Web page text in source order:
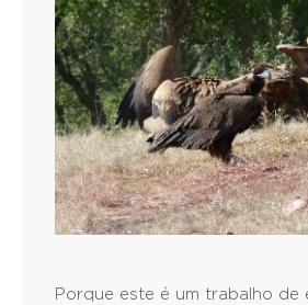
Porque este é um trabalho de